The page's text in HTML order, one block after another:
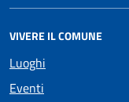
VIVERE IL COMUNE
Luoghi
Eventi